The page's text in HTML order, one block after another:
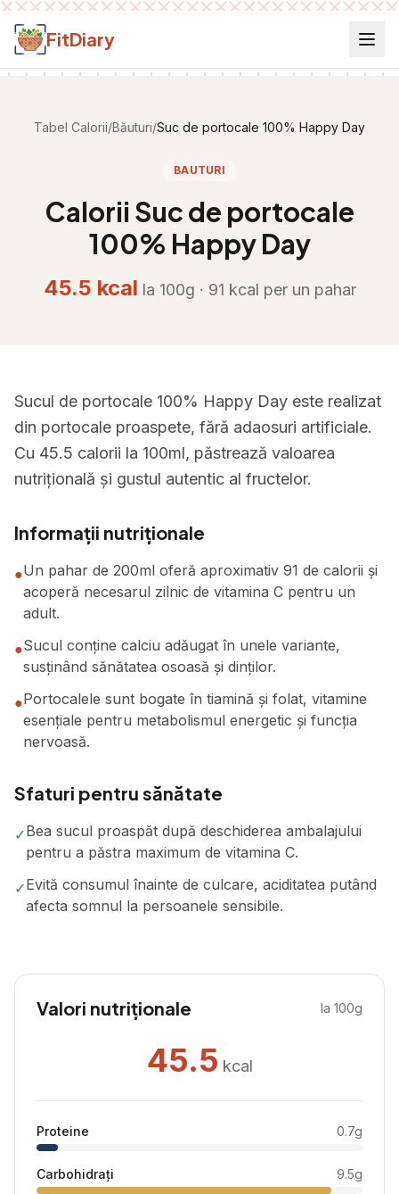
Salt la conținut
FitDiary
Tabel Calorii/Băuturi/Suc de portocale 100% Happy Day
BAUTURI
Calorii Suc de portocale
100% Happy Day
45.5 kcal la 100g · 91 kcal per un pahar
Sucul de portocale 100% Happy Day este realizat
din portocale proaspete, fără adaosuri artificiale.
Cu 45.5 calorii la 100ml, păstrează valoarea
nutrițională și gustul autentic al fructelor.
Informații nutriționale
●Un pahar de 200ml oferă aproximativ 91 de calorii și
acoperă necesarul zilnic de vitamina C pentru un
adult.
●Sucul conține calciu adăugat în unele variante,
susținând sănătatea osoasă și dinților.
●Portocalele sunt bogate în tiamină și folat, vitamine
esențiale pentru metabolismul energetic și funcția
nervoasă.
Sfaturi pentru sănătate
✓Bea sucul proaspăt după deschiderea ambalajului
pentru a păstra maximum de vitamina C.
✓Evită consumul înainte de culcare, aciditatea putând
afecta somnul la persoanele sensibile.
Valori nutriționale la 100g
45.5 kcal
Proteine 0.7g
Carbohidrați 9.5g